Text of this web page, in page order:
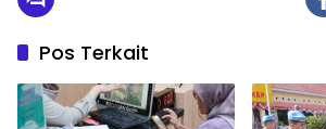
Pos Terkait